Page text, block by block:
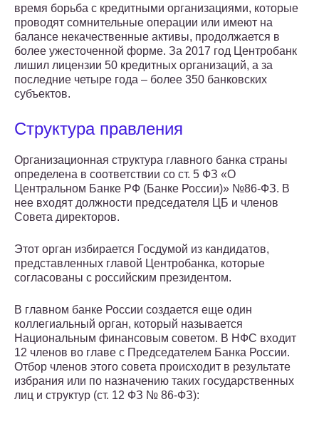
время борьба с кредитными организациями, которые
проводят сомнительные операции или имеют на
балансе некачественные активы, продолжается в
более ужесточенной форме. За 2017 год Центробанк
лишил лицензии 50 кредитных организаций, а за
последние четыре года – более 350 банковских
субъектов.
Структура правления
Организационная структура главного банка страны
определена в соответствии со ст. 5 ФЗ «О
Центральном Банке РФ (Банке России)» №86-ФЗ. В
нее входят должности председателя ЦБ и членов
Совета директоров.
Этот орган избирается Госдумой из кандидатов,
представленных главой Центробанка, которые
согласованы с российским президентом.
В главном банке России создается еще один
коллегиальный орган, который называется
Национальным финансовым советом. В НФС входит
12 членов во главе с Председателем Банка России.
Отбор членов этого совета происходит в результате
избрания или по назначению таких государственных
лиц и структур (ст. 12 ФЗ № 86-ФЗ):